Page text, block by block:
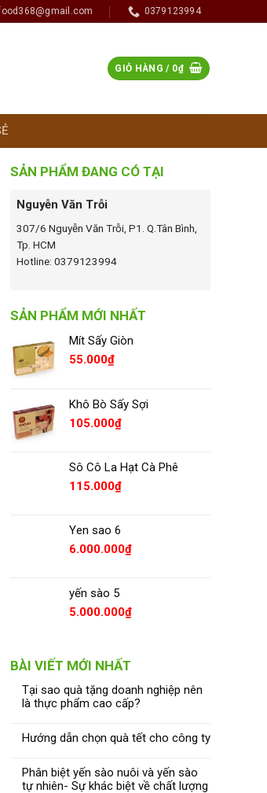
0379123994
GIỎ HÀNG / 0₫
SẢN PHẨM ĐANG CÓ TẠI
Nguyễn Văn Trỗi
307/6 Nguyễn Văn Trỗi, P1. Q.Tân Bình,
Tp. HCM
Hotline: 0379123994
SẢN PHẨM MỚI NHẤT
Mít Sấy Giòn
55.000₫
Khô Bò Sấy Sợi
105.000₫
Sô Cô La Hạt Cà Phê
115.000₫
Yen sao 6
6.000.000₫
yến sào 5
5.000.000₫
BÀI VIẾT MỚI NHẤT
Tại sao quà tặng doanh nghiệp nên
là thực phẩm cao cấp?
Hướng dẫn chọn quà tết cho công ty
Phân biệt yến sào nuôi và yến sào
tự nhiên- Sự khác biệt về chất lượng